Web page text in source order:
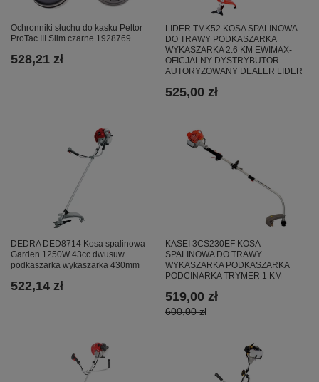
Ochronniki słuchu do kasku Peltor
ProTac III Slim czarne 1928769
528,21 zł
LIDER TMK52 KOSA SPALINOWA
DO TRAWY PODKASZARKA
WYKASZARKA 2.6 KM EWIMAX-
OFICJALNY DYSTRYBUTOR -
AUTORYZOWANY DEALER LIDER
525,00 zł
DEDRA DED8714 Kosa spalinowa
Garden 1250W 43cc dwusuw
podkaszarka wykaszarka 430mm
522,14 zł
KASEI 3CS230EF KOSA
SPALINOWA DO TRAWY
WYKASZARKA PODKASZARKA
PODCINARKA TRYMER 1 KM
519,00 zł
600,00 zł